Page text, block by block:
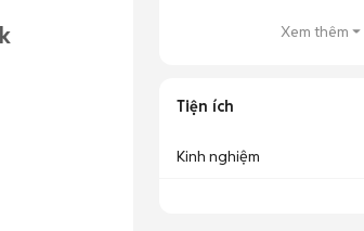
Xem thêm
Tiện ích
Kinh nghiệm